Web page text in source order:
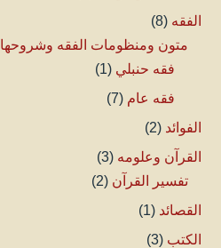
الفقه (8)
متون ومنظومات الفقه وشروحها
فقه حنبلي (1)
فقه عام (7)
الفوائد (2)
القرآن وعلومه (3)
تفسير القرآن (2)
القصائد (1)
الكتب (3)